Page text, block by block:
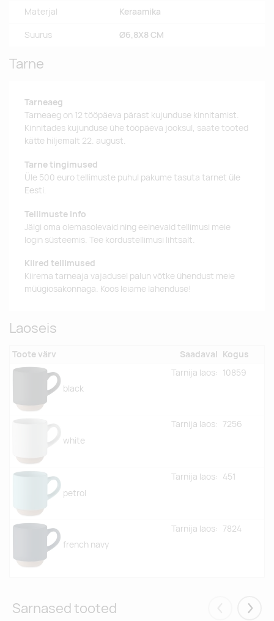
Materjal Keraamika
Suurus Ø6,8X8 CM
Tarne
Tarneaeg
Tarneaeg on 12 tööpäeva pärast kujunduse kinnitamist.
Kinnitades kujunduse ühe tööpäeva jooksul, saate tooted
kätte hiljemalt 22. august.
Tarne tingimused
Üle 500 euro tellimuste puhul pakume tasuta tarnet üle
Eesti.
Tellimuste info
Jälgi oma olemasolevaid ning eelnevaid tellimusi meie
login süsteemis. Tee kordustellimusi lihtsalt.
Kiired tellimused
Kiirema tarneaja vajadusel palun võtke ühendust meie
müügiosakonnaga. Koos leiame lahenduse!
Laoseis
Toote värv Saadaval Kogus
black
Tarnija laos: 10859
white
Tarnija laos: 7256
petrol
Tarnija laos: 451
french navy
Tarnija laos: 7824
Sarnased tooted Eelmised